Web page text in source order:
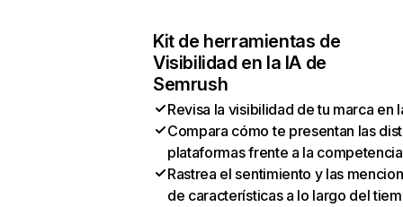
Kit de herramientas de
Visibilidad en la IA de
Semrush
Revisa la visibilidad de tu marca en
Compara cómo te presentan las
plataformas frente a la competencia
Rastrea el sentimiento y las
de características a lo largo del